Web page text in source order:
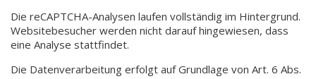
Die reCAPTCHA-Analysen laufen vollständig im Hintergrund.
Websitebesucher werden nicht darauf hingewiesen, dass
eine Analyse stattfindet.
Die Datenverarbeitung erfolgt auf Grundlage von Art. 6 Abs.